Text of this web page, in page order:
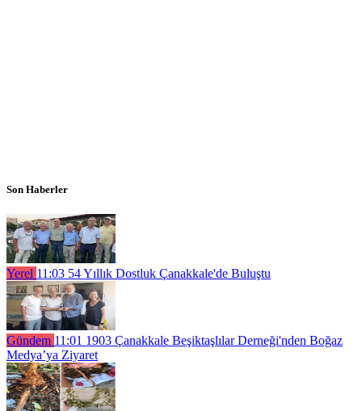
Son Haberler
Yerel 11:03 54 Yıllık Dostluk Çanakkale'de Buluştu
Gündem 11:01 1903 Çanakkale Beşiktaşlılar Derneği'nden Boğaz
Medya’ya Ziyaret